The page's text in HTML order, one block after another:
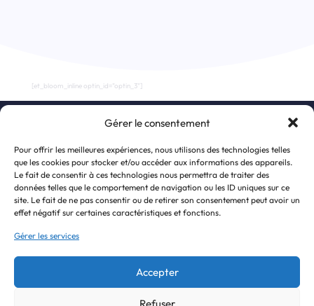
Gérer le consentement
Pour offrir les meilleures expériences, nous utilisons des technologies telles
que les cookies pour stocker et/ou accéder aux informations des appareils.
Le fait de consentir à ces technologies nous permettra de traiter des
données telles que le comportement de navigation ou les ID uniques sur ce
site. Le fait de ne pas consentir ou de retirer son consentement peut avoir un
effet négatif sur certaines caractéristiques et fonctions.
Gérer les services
Accepter
Refuser
[et_bloom_inline optin_id="optin_3"]
S’inscrire à la newsletter